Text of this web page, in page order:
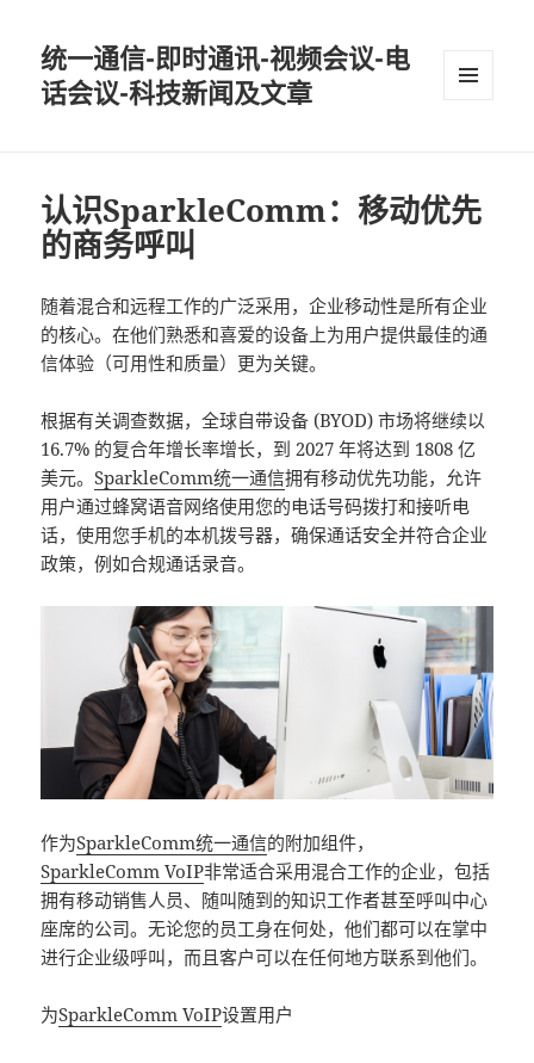
统一通信-即时通讯-视频会议-电
话会议-科技新闻及文章
认识SparkleComm：移动优先
的商务呼叫
随着混合和远程工作的广泛采用，企业移动性是所有企业
的核心。在他们熟悉和喜爱的设备上为用户提供最佳的通
信体验（可用性和质量）更为关键。
根据有关调查数据，全球自带设备 (BYOD) 市场将继续以
16.7% 的复合年增长率增长，到 2027 年将达到 1808 亿
美元。SparkleComm统一通信拥有移动优先功能，允许
用户通过蜂窝语音网络使用您的电话号码拨打和接听电
话，使用您手机的本机拨号器，确保通话安全并符合企业
政策，例如合规通话录音。
作为SparkleComm统一通信的附加组件，
SparkleComm VoIP非常适合采用混合工作的企业，包括
拥有移动销售人员、随叫随到的知识工作者甚至呼叫中心
座席的公司。无论您的员工身在何处，他们都可以在掌中
进行企业级呼叫，而且客户可以在任何地方联系到他们。
为SparkleComm VoIP设置用户